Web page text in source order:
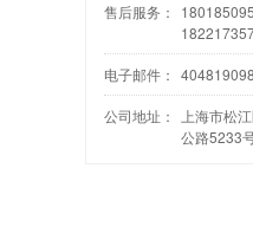
售后服务：
电子邮件：
公司地址：
上海市松
公路5233